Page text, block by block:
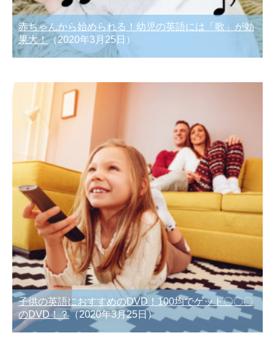
赤ちゃんから始められる！幼児の英語には「歌」が効
果大！（2020年3月25日）
子供の英語におすすめのDVD！100均でゲット〇〇〇
のDVD！？（2020年3月25日）